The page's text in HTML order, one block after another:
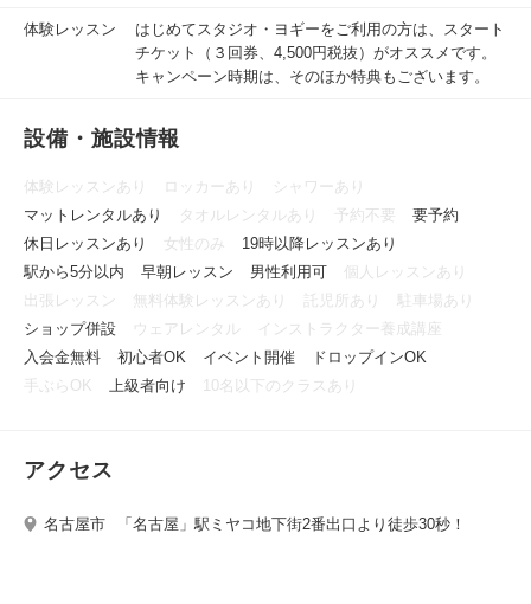
体験レッスン
はじめてスタジオ・ヨギーをご利用の方は、スタート
チケット（３回券、4,500円税抜）がオススメです。
キャンペーン時期は、そのほか特典もございます。
設備・施設情報
体験レッスンあり ロッカーあり
シャワーあり
マットレンタルあり
タオルレンタルあり 予約不要
要予約
休日レッスンあり
女性のみ
19時以降レッスンあり
駅から5分以内
早朝レッスン 男性利用可
個人レッスンあり
出張レッスン
無料体験レッスンあり 託児所あり
駐車場あり
ショップ併設
ウェアレンタル
インストラクター養成講座
入会金無料
初心者OK イベント開催
ドロップインOK
手ぶらOK
上級者向け 10名以下のクラスあり
アクセス
名古屋市 「名古屋」駅ミヤコ地下街2番出口より徒歩30秒！